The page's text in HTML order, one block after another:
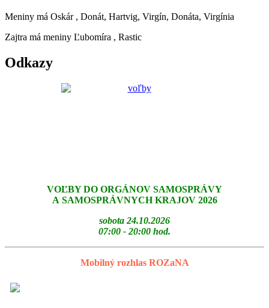
Meniny má Oskár , Donát, Hartvig, Virgín, Donáta, Virgínia
Zajtra má meniny Ľubomíra , Rastic
Odkazy
VOĽBY DO ORGÁNOV SAMOSPRÁVY
A SAMOSPRÁVNYCH KRAJOV 2026
sobota 24.10.2026
07:00 - 20:00 hod.
Mobilný rozhlas ROZaNA